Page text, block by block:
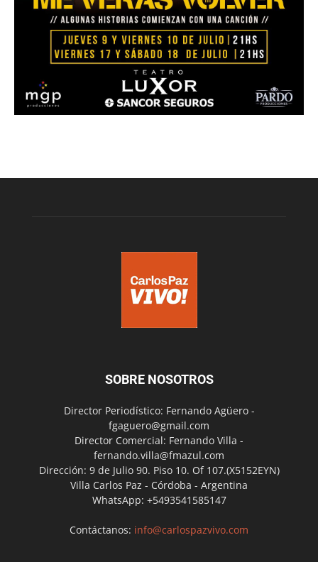
SOBRE NOSOTROS
Director Periodístico: Fernando Agüero -
fgaguero@gmail.com
Director Comercial: Fernando Villa -
fernando.villa@fmazul.com
Dirección: 9 de Julio 90. Piso 10. Of 107.(X5152EYN)
Villa Carlos Paz - Córdoba - Argentina
WhatsApp: +5493541585147
Contáctanos: info@carlospazvivo.com